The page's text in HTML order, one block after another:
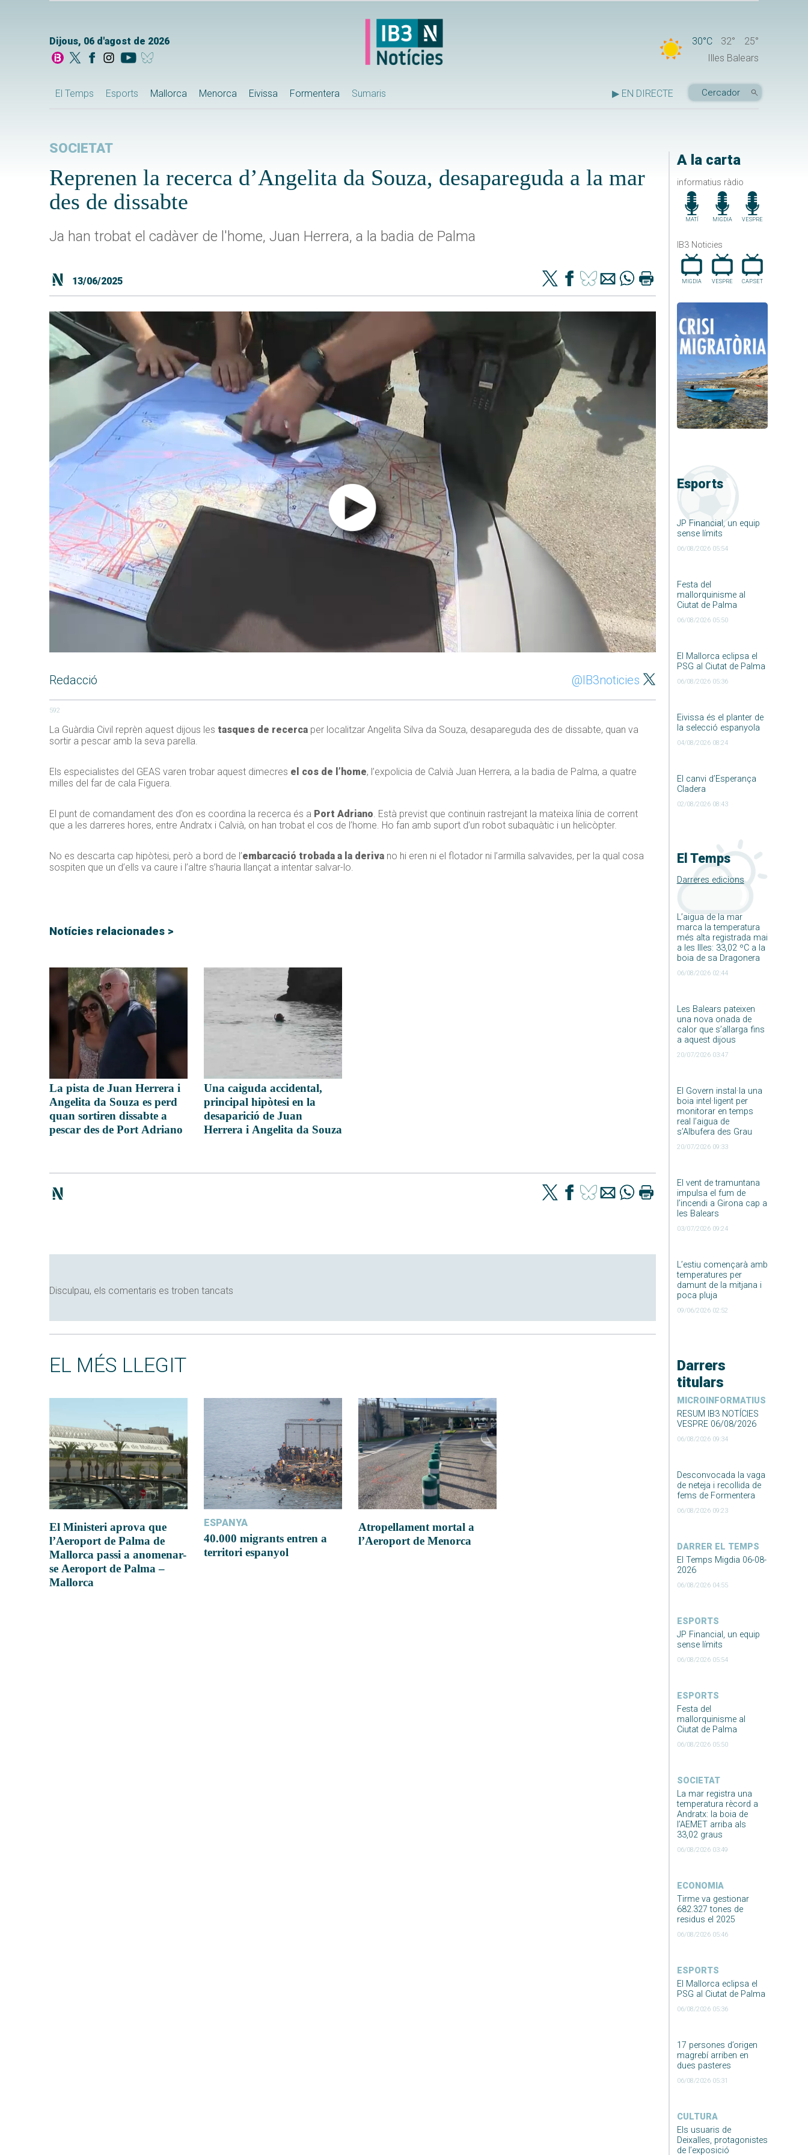
Dijous, 06 d'agost de 2026 30°C 32°
25°
Illes Balears
El Temps Esports Mallorca Menorca Eivissa Formentera Sumaris ▶ EN DIRECTE
A la carta
informatius ràdio
MATÍ MIGDIA VESPRE
IB3 Noticies
MIGDIA VESPRE CAP.SET
Esports
JP Financial, un equip
sense límits
06/08/2026 05:54
Festa del
mallorquinisme al
Ciutat de Palma
06/08/2026 05:50
El Mallorca eclipsa el
PSG al Ciutat de Palma
06/08/2026 05:36
Eivissa és el planter de
la selecció espanyola
04/08/2026 08:24
El canvi d’Esperança
Cladera
02/08/2026 08:43
El Temps
Darreres edicions
L’aigua de la mar
marca la temperatura
més alta registrada mai
a les Illes: 33,02 ºC a la
boia de sa Dragonera
06/08/2026 02:44
Les Balears pateixen
una nova onada de
calor que s’allarga fins
a aquest dijous
20/07/2026 03:47
El Govern instal·la una
boia intel·ligent per
monitorar en temps
real l’aigua de
s’Albufera des Grau
20/07/2026 09:33
El vent de tramuntana
impulsa el fum de
l’incendi a Girona cap a
les Balears
03/07/2026 09:24
L’estiu començarà amb
temperatures per
damunt de la mitjana i
poca pluja
09/06/2026 02:52
Darrers
titulars
MICROINFORMATIUS
RESUM IB3 NOTÍCIES
VESPRE 06/08/2026
06/08/2026 09:34
Desconvocada la vaga
de neteja i recollida de
fems de Formentera
06/08/2026 09:23
DARRER EL TEMPS
El Temps Migdia 06-08-
2026
06/08/2026 04:55
ESPORTS
JP Financial, un equip
sense límits
06/08/2026 05:54
ESPORTS
Festa del
mallorquinisme al
Ciutat de Palma
06/08/2026 05:50
SOCIETAT
La mar registra una
temperatura rècord a
Andratx: la boia de
l’AEMET arriba als
33,02 graus
06/08/2026 03:49
ECONOMIA
Tirme va gestionar
682.327 tones de
residus el 2025
06/08/2026 05:46
ESPORTS
El Mallorca eclipsa el
PSG al Ciutat de Palma
06/08/2026 05:36
17 persones d’origen
magrebí arriben en
dues pasteres
06/08/2026 05:31
CULTURA
Els usuaris de
Deixalles, protagonistes
de l’exposició
SOCIETAT
Reprenen la recerca d’Angelita da Souza, desapareguda a la mar
des de dissabte
Ja han trobat el cadàver de l'home, Juan Herrera, a la badia de Palma
13/06/2025
Redacció @IB3noticies
592
La Guàrdia Civil reprèn aquest dijous les tasques de recerca per localitzar Angelita Silva da Souza, desapareguda des de dissabte, quan va
sortir a pescar amb la seva parella.
Els especialistes del GEAS varen trobar aquest dimecres el cos de l’home, l’expolicia de Calvià Juan Herrera, a la badia de Palma, a quatre
milles del far de cala Figuera.
El punt de comandament des d’on es coordina la recerca és a Port Adriano. Està previst que continuin rastrejant la mateixa línia de corrent
que a les darreres hores, entre Andratx i Calvià, on han trobat el cos de l’home. Ho fan amb suport d’un robot subaquàtic i un helicòpter.
No es descarta cap hipòtesi, però a bord de l’embarcació trobada a la deriva no hi eren ni el flotador ni l’armilla salvavides, per la qual cosa
sospiten que un d’ells va caure i l’altre s’hauria llançat a intentar salvar-lo.
Notícies relacionades >
La pista de Juan Herrera i
Angelita da Souza es perd
quan sortiren dissabte a
pescar des de Port Adriano
Una caiguda accidental,
principal hipòtesi en la
desaparició de Juan
Herrera i Angelita da Souza
Disculpau, els comentaris es troben tancats
EL MÉS LLEGIT
El Ministeri aprova que
l’Aeroport de Palma de
Mallorca passi a anomenar-
se Aeroport de Palma –
Mallorca
ESPANYA
40.000 migrants entren a
territori espanyol
Atropellament mortal a
l’Aeroport de Menorca